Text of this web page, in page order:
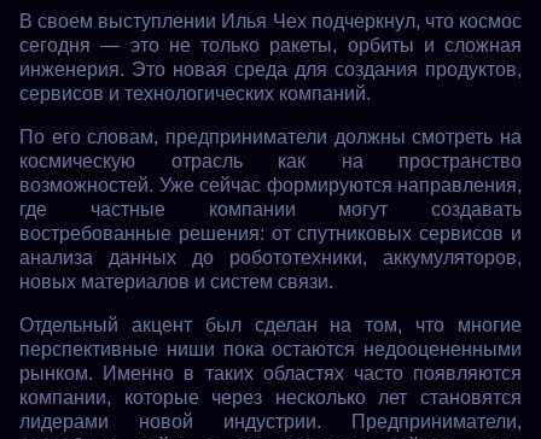
В своем выступлении Илья Чех подчеркнул, что космос
сегодня — это не только ракеты, орбиты и сложная
инженерия. Это новая среда для создания продуктов,
сервисов и технологических компаний.
По его словам, предприниматели должны смотреть на
космическую отрасль как на пространство
возможностей. Уже сейчас формируются направления,
где частные компании могут создавать
востребованные решения: от спутниковых сервисов и
анализа данных до робототехники, аккумуляторов,
новых материалов и систем связи.
Отдельный акцент был сделан на том, что многие
перспективные ниши пока остаются недооцененными
рынком. Именно в таких областях часто появляются
компании, которые через несколько лет становятся
лидерами новой индустрии. Предприниматели,